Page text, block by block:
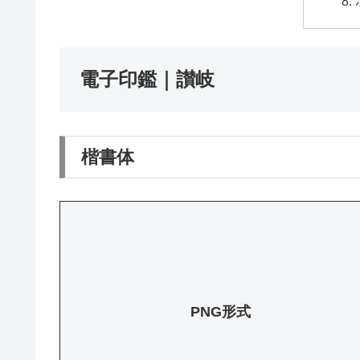
電子印鑑｜讃岐
楷書体
PNG形式